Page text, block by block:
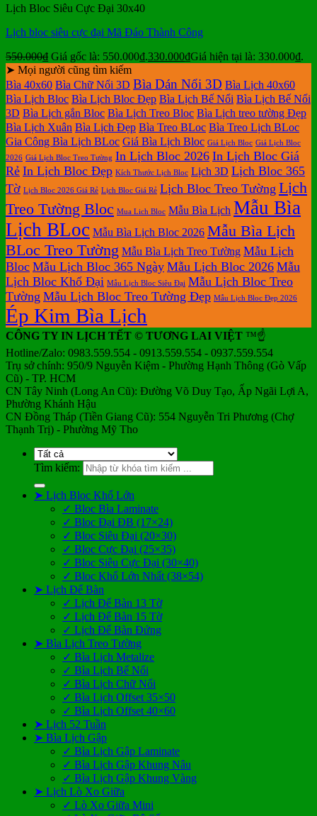
Lịch Bloc Siêu Cực Đại 30x40
Lịch bloc siêu cực đại Mã Đáo Thành Công
550.000₫ Giá gốc là: 550.000₫.330.000₫Giá hiện tại là: 330.000₫.
➤ Mọi người cũng tìm kiếm
Bìa 40x60 Bìa Chữ Nổi 3D Bìa Dán Nổi 3D Bìa Lịch 40x60
Bìa Lịch Bloc Bìa Lịch Bloc Đẹp Bìa Lịch Bế Nổi Bìa Lịch Bế Nổi
3D Bìa Lịch gắn Bloc Bìa Lịch Treo Bloc Bìa Lịch treo tường Đẹp
Bìa Lịch Xuân Bìa Lịch Đẹp Bìa Treo BLoc Bìa Treo Lịch BLoc
Gia Công Bìa Lịch BLoc Giá Bìa Lịch Bloc Giá Lịch Bloc Giá Lịch Bloc
2026 Giá Lịch Bloc Treo Tường In Lịch Bloc 2026 In Lịch Bloc Giá
Rẻ In Lịch Bloc Đẹp Kích Thước Lịch Bloc Lịch 3D Lịch Bloc 365
Tờ Lịch Bloc 2026 Giá Rẻ Lịch Bloc Giá Rẻ Lịch Bloc Treo Tường Lịch
Treo Tường Bloc Mua Lich Bloc Mẫu Bìa Lịch Mẫu Bìa
Lịch BLoc Mẫu Bìa Lịch Bloc 2026 Mẫu Bìa Lịch
BLoc Treo Tường Mẫu Bìa Lịch Treo Tường Mẫu Lịch
Bloc Mẫu Lịch Bloc 365 Ngày Mẫu Lịch Bloc 2026 Mẫu
Lịch Bloc Khổ Đại Mẫu Lịch Bloc Siêu Đại Mẫu Lịch Bloc Treo
Tường Mẫu Lịch Bloc Treo Tường Đẹp Mẫu Lịch Bloc Đẹp 2026
Ép Kim Bìa Lịch
CÔNG TY IN LỊCH TẾT © TƯƠNG LAI VIỆT ™☝️
Hotline/Zalo: 0983.559.554 - 0913.559.554 - 0937.559.554
Trụ sở chính: 950/9 Nguyễn Kiệm - Phường Hạnh Thông (Gò Vấp
Cũ) - TP. HCM
CN Tây Ninh (Long An Cũ): Đường Võ Duy Tạo, Ấp Ngãi Lợi A,
Phường Khánh Hậu
CN Đồng Tháp (Tiền Giang Cũ): 554 Nguyễn Tri Phương (Chợ
Thạnh Trị) - Phường Mỹ Tho
Tìm kiếm:
➤ Lịch Bloc Khổ Lớn
✓ Bloc Bìa Laminate
✓ Bloc Đại ĐB (17×24)
✓ Bloc Siêu Đại (20×30)
✓ Bloc Cực Đại (25×35)
✓ Bloc Siêu Cực Đại (30×40)
✓ Bloc Khổ Lớn Nhất (38×54)
➤ Lịch Để Bàn
✓ Lịch Để Bàn 13 Tờ
✓ Lịch Để Bàn 15 Tờ
✓ Lịch Để Bàn Đứng
➤ Bìa Lịch Treo Tường
✓ Bìa Lịch Metalize
✓ Bìa Lịch Bế Nổi
✓ Bìa Lịch Chữ Nổi
✓ Bìa Lịch Offset 35×50
✓ Bìa Lịch Offset 40×60
➤ Lịch 52 Tuần
➤ Bìa Lịch Gập
✓ Bìa Lịch Gập Laminate
✓ Bìa Lịch Gập Khung Nâu
✓ Bìa Lịch Gập Khung Vàng
➤ Lịch Lò Xo Giữa
✓ Lò Xo Giữa Mini